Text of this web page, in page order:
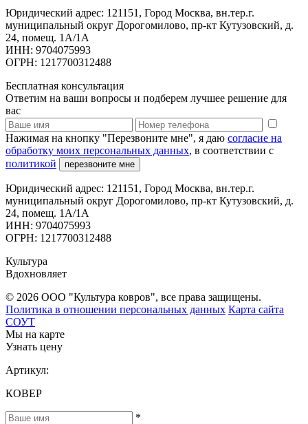
Юридический адрес: 121151, Город Москва, вн.тер.г.
муниципальный округ Дорогомилово, пр-кт Кутузовский, д.
24, помещ. 1А/1А
ИНН: 9704075993
ОГРН: 1217700312488
Бесплатная консультация
Ответим на ваши вопросы и подберем лучшее решение для
вас
Нажимая на кнопку "Перезвоните мне", я даю согласие на
обработку моих персональных данных, в соответствии с
политикой
перезвоните мне
Юридический адрес: 121151, Город Москва, вн.тер.г.
муниципальный округ Дорогомилово, пр-кт Кутузовский, д.
24, помещ. 1А/1А
ИНН: 9704075993
ОГРН: 1217700312488
Культура
Вдохновляет
© 2026 ООО "Культура ковров", все права защищены.
Политика в отношении персональных данных Карта сайта
СОУТ
Мы на карте
Узнать цену
Артикул:
КОВЕР
*